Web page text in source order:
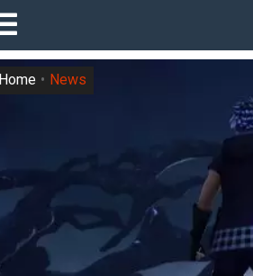
Home News